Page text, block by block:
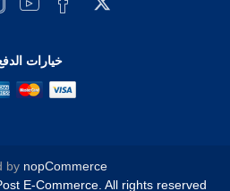
خيارات
by nopCommerce
E-Commerce. All rights reserved.